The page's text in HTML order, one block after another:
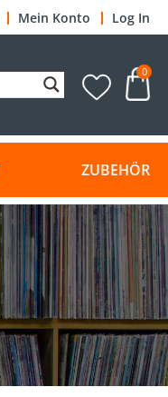
Mein Konto Log In
0
ZUBEHÖR